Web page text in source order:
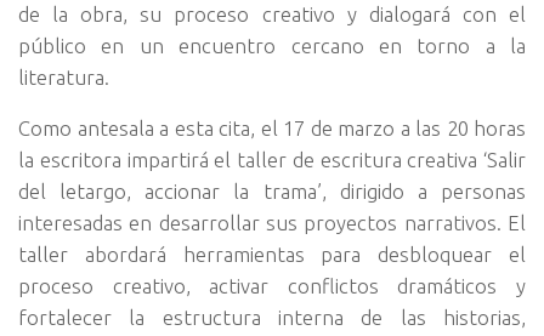
de la obra, su proceso creativo y dialogará con el
público en un encuentro cercano en torno a la
literatura.
Como antesala a esta cita, el 17 de marzo a las 20 horas
la escritora impartirá el taller de escritura creativa ‘Salir
del letargo, accionar la trama’, dirigido a personas
interesadas en desarrollar sus proyectos narrativos. El
taller abordará herramientas para desbloquear el
proceso creativo, activar conflictos dramáticos y
fortalecer la estructura interna de las historias,